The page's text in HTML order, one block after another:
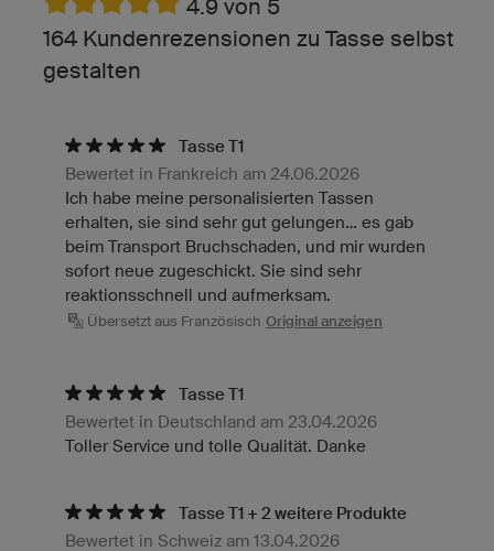
4.9 von 5
164 Kundenrezensionen zu Tasse selbst
gestalten
Tasse T1
Bewertet in Frankreich am 24.06.2026
Ich habe meine personalisierten Tassen
erhalten, sie sind sehr gut gelungen... es gab
beim Transport Bruchschaden, und mir wurden
sofort neue zugeschickt. Sie sind sehr
reaktionsschnell und aufmerksam.
Übersetzt aus Französisch Original anzeigen
Tasse T1
Bewertet in Deutschland am 23.04.2026
Toller Service und tolle Qualität. Danke
Tasse T1 + 2 weitere Produkte
Bewertet in Schweiz am 13.04.2026